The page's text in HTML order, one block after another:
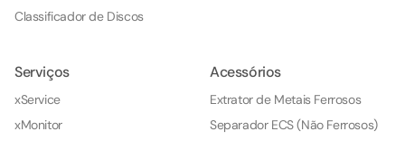
Classificador de Discos
Serviços
xService
xMonitor
Acessórios
Extrator de Metais Ferrosos
Separador ECS (Não Ferrosos)